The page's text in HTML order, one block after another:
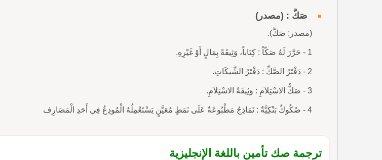
صَكٌّ : (مصدر)
(مصدر: صَكَّ).
1 - حَرَّرَ لَهُ صَكّاً : كِتَاباً، وَثِيقَةً بِمَالٍ أَوْ غَيْرِهِ.
2 - دَفْتَرُ الصَّكِّ : دَفْتَرُ الشِّيكَاتِ.
3 - صَكُّ الاسْتِلاَمِ : وَثِيقَةُ الاسْتِلاَمِ.
4 - صُكُوكٌ بَنْكِيَّةٌ : نَمَاذِجُ مَطْبُوعَةٌ عَلَى نَمَطٍ مُعَيَّنٍ يَسْتَعْمِلُهُ الْمُودِعُ فِي أَحَدِ الْمَصَارِف
ترجمة صك تأمين باللغة الإنجليزية